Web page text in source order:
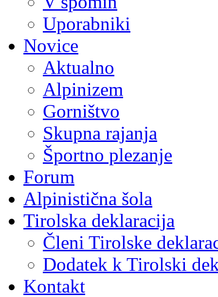
Uporabniki
Novice
Aktualno
Alpinizem
Gorništvo
Skupna rajanja
Športno plezanje
Forum
Alpinistična šola
Tirolska deklaracija
Členi Tirolske
Dodatek k Tirolski
Kontakt